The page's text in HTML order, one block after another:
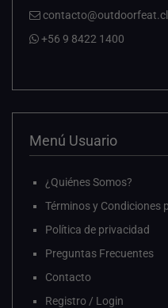
contacto@outdoorfeat.cl
+56 9 8422 1400
Menú Usuario
¿Quiénes Somos?
Términos y Condiciones
Política de privacidad
Preguntas Frecuentes
Contacto
Registro / Login